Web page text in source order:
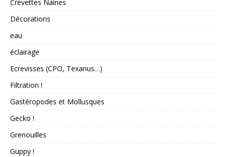
Crevettes Naines
Décorations
eau
éclairage
Ecrevisses (CPO, Texanus…)
Filtration !
Gastéropodes et Mollusques
Gecko !
Grenouilles
Guppy !